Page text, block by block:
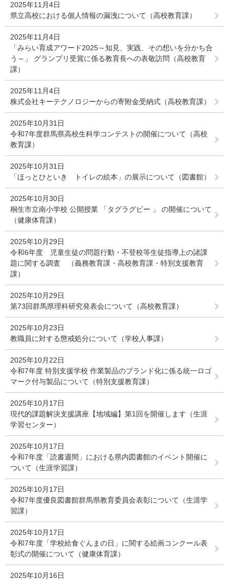
2025年11月4日
県立高校における個人情報の漏洩について（高校教育課）
2025年11月4日
「みらい育成アワード2025～知見、実践、その想いを分かち合
う～」 グランプリ受賞に係る教育長への表敬訪問（高校教育
課）
2025年11月4日
株式会社キーテクノロジーからの寄附金受納式（高校教育課）
2025年10月31日
令和7年度群馬県高校生科学コンテストの開催について（高校
教育課）
2025年10月31日
「ほっとひといき トイレの絵本」の展示について（図書館）
2025年10月30日
桐生市立南小学校 公開授業 「タグラグビー 」 の開催について
（健康体育課）
2025年10月29日
令和6年度 児童生徒の問題行動・不登校等生徒指導上の諸課
題に関する調査 （義務教育課・高校教育課・特別支援教育
課）
2025年10月29日
第73回群馬県理科研究発表会について（高校教育課）
2025年10月23日
教職員に対する懲戒処分について（学校人事課）
2025年10月22日
令和7年度 特別支援学校 作業製品のブランド化に係る統一ロゴ
マーク付与製品について（特別支援教育課）
2025年10月17日
現代的課題解決支援講座【地域編】第1回を開催します（生涯
学習センター）
2025年10月17日
令和7年度「読書週間」における県内図書館のイベント開催に
ついて（生涯学習課）
2025年10月17日
令和7年度優良図書館群馬県教育委員会表彰について（生涯学
習課）
2025年10月17日
令和7年度「学校給食ぐんまの日」に関する絵画コンクール表
彰式の開催について（健康体育課）
2025年10月16日